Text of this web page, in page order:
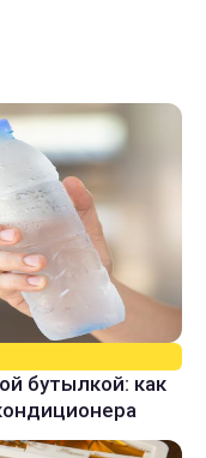
бутылкой: как